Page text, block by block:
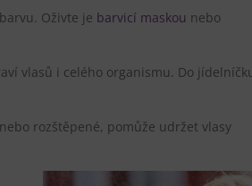
Oživte je barvicí maskou nebo
vlasů i celého organismu. Do
rozštěpené, pomůže udržet vlasy